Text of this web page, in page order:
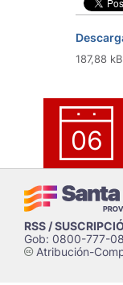
187,88 kB
06
RSS /
Gob: 0800-777-
cAtribución-